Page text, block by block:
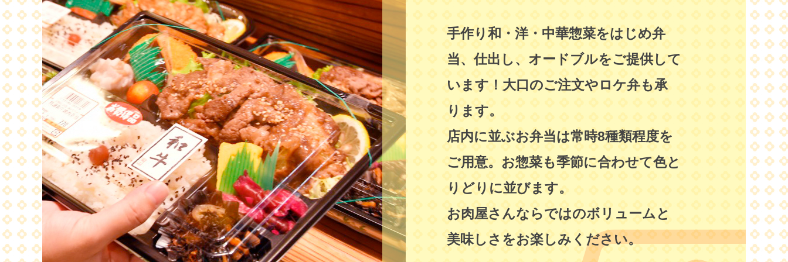
手作り和・洋・中華惣菜をはじめ弁
当、仕出し、オードブルをご提供して
います！大口のご注文やロケ弁も承
ります。
店内に並ぶお弁当は常時8種類程度を
ご用意。お惣菜も季節に合わせて色と
りどりに並びます。
お肉屋さんならではのボリュームと
美味しさをお楽しみください。